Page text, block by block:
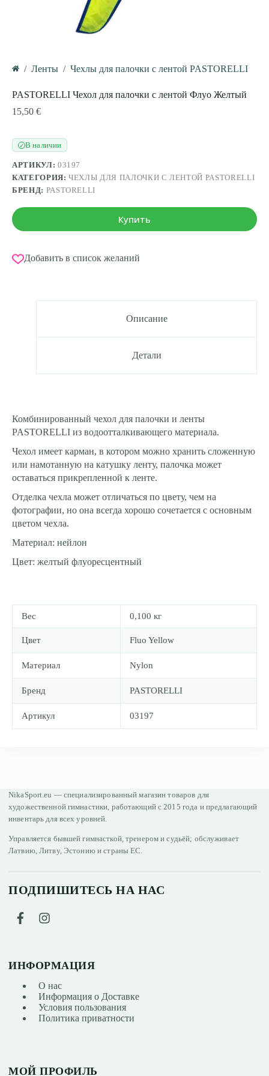
/ Ленты / Чехлы для палочки с лентой PASTORELLI
PASTORELLI Чехол для палочки с лентой Флуо Желтый
15,50 €
✓В наличии
АРТИКУЛ: 03197
КАТЕГОРИЯ:ЧЕХЛЫ ДЛЯ ПАЛОЧКИ С ЛЕНТОЙ PASTORELLI
БРЕНД: PASTORELLI
Купить
Добавить в список желаний
Описание
Детали
Комбинированный чехол для палочки и ленты
PASTORELLI из водоотталкивающего материала.
Чехол имеет карман, в котором можно хранить сложенную
или намотанную на катушку ленту, палочкa может
оставаться прикрепленной к ленте.
Отделка чехла может отличаться по цвету, чем на
фотографии, но она всегда хорошо сочетается с основным
цветом чехла.
Материал: нейлон
Цвет: желтый флуоресцентный
Вес 0,100 кг
Цвет Fluo Yellow
Материал Nylon
Бренд PASTORELLI
Артикул 03197
NikaSport.eu — специализированный магазин товаров для
художественной гимнастики, работающий с 2015 года и предлагающий
инвентарь для всех уровней.
Управляется бывшей гимнасткой, тренером и судьёй; обслуживает
Латвию, Литву, Эстонию и страны ЕС.
ПОДПИШИТЕСЬ НА НАС
ИНФОРМАЦИЯ
О нас
Информация о Доставке
Условия пользования
Политика приватности
МОЙ ПРОФИЛЬ